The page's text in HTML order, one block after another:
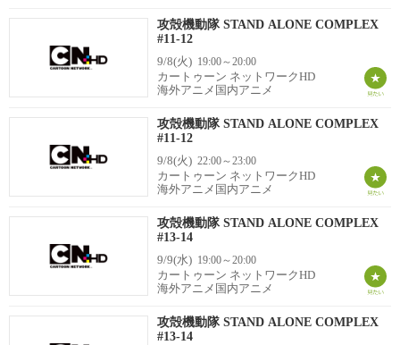
攻殻機動隊 STAND ALONE COMPLEX
#11-12
9/8(火) 19:00～20:00
カートゥーン ネットワークHD
海外アニメ国内アニメ
攻殻機動隊 STAND ALONE COMPLEX
#11-12
9/8(火) 22:00～23:00
カートゥーン ネットワークHD
海外アニメ国内アニメ
攻殻機動隊 STAND ALONE COMPLEX
#13-14
9/9(水) 19:00～20:00
カートゥーン ネットワークHD
海外アニメ国内アニメ
攻殻機動隊 STAND ALONE COMPLEX
#13-14